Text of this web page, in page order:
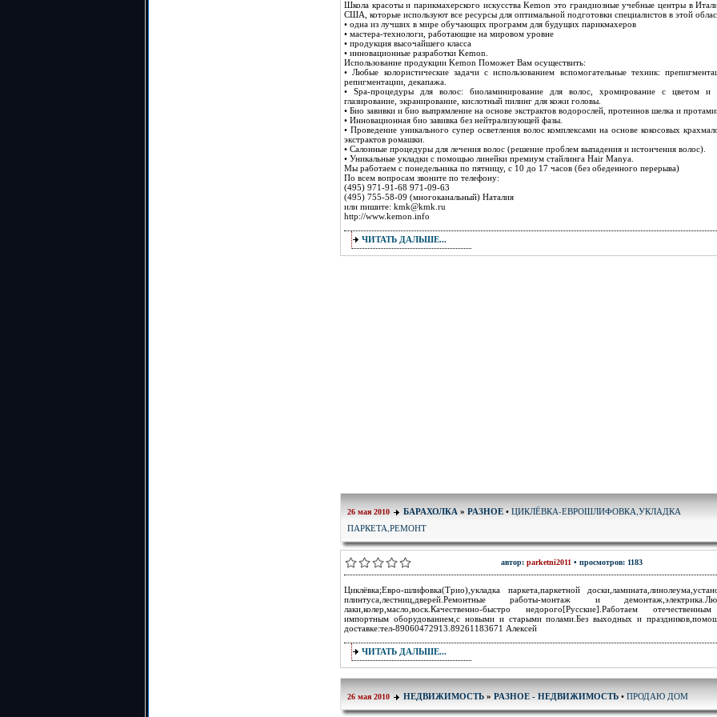
Школа красоты и парикмахерского искусства Kemon это грандиозные учебные центры в
США, которые используют все ресурсы для оптимальной подготовки специалистов в этой
• одна из лучших в мире обучающих программ для будущих парикмахеров
• мастера-технологи, работающие на мировом уровне
• продукция высочайшего класса
• инновационные разработки Kemon.
Использование продукции Kemon Поможет Вам осуществить:
• Любые колористические задачи с использованием вспомогательные техник:
репигментации, декапажа.
• Spa-процедуры для волос: биоламинирование для волос, хромирование с цветом и
глазирование, экранирование, кислотный пилинг для кожи головы.
• Био завивки и био выпрямление на основе экстрактов водорослей, протеинов шелка и
• Инновационная био завивка без нейтрализующей фазы.
• Проведение уникального супер осветления волос комплексами на основе кокосовых
экстрактов ромашки.
• Салонные процедуры для лечения волос (решение проблем выпадения и истончения волос).
• Уникальные укладки с помощью линейки премиум стайлинга Hair Manya.
Мы работаем с понедельника по пятницу, с 10 до 17 часов (без обеденного перерыва)
По всем вопросам звоните по телефону:
(495) 971-91-68 971-09-63
(495) 755-58-09 (многоканальный) Наталия
или пишите: kmk@kmk.ru
http://www.kemon.info
ЧИТАТЬ ДАЛЬШЕ...
26 мая 2010 БАРАХОЛКА » РАЗНОЕ • ЦИКЛЁВКА-ЕВРОШЛИФОВКА,УКЛАДКА
ПАРКЕТА,РЕМОНТ
автор: parketni2011 • просмотров: 1183
Циклёвка;Евро-шлифовка(Трио),укладка паркета,паркетной
плинтуса,лестниц,дверей.Ремонтные работы-монтаж и
лаки,колер,масло,воск.Качественно-быстро недорого[Русские].Работаем
импортным оборудованием,с новыми и старыми полами.Без выходных и
доставке:тел-89060472913.89261183671 Алексей
ЧИТАТЬ ДАЛЬШЕ...
26 мая 2010 НЕДВИЖИМОСТЬ » РАЗНОЕ - НЕДВИЖИМОСТЬ • ПРОДАЮ ДОМ